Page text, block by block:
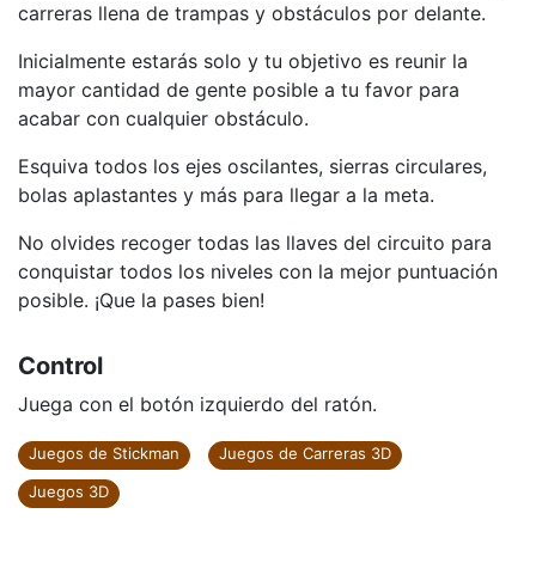
carreras llena de trampas y obstáculos por delante.
Inicialmente estarás solo y tu objetivo es reunir la
mayor cantidad de gente posible a tu favor para
acabar con cualquier obstáculo.
Esquiva todos los ejes oscilantes, sierras circulares,
bolas aplastantes y más para llegar a la meta.
No olvides recoger todas las llaves del circuito para
conquistar todos los niveles con la mejor puntuación
posible. ¡Que la pases bien!
Control
Juega con el botón izquierdo del ratón.
Juegos de Stickman
Juegos de Carreras 3D
Juegos 3D